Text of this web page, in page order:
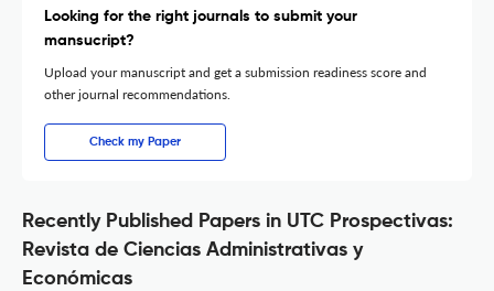
Looking for the right journals to submit your
mansucript?
Upload your manuscript and get a submission readiness score and
other journal recommendations.
Check my Paper
Recently Published Papers in UTC Prospectivas:
Revista de Ciencias Administrativas y
Económicas